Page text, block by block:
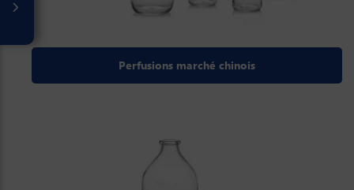
Perfusions marché chinois